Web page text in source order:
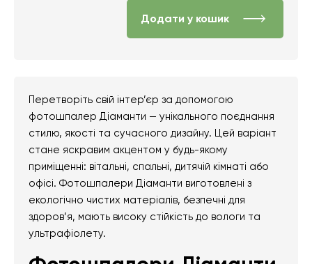
Додати у кошик
Перетворіть свій інтер’єр за допомогою
фотошпалер Діаманти — унікального поєднання
стилю, якості та сучасного дизайну. Цей варіант
стане яскравим акцентом у будь-якому
приміщенні: вітальні, спальні, дитячій кімнаті або
офісі. Фотошпалери Діаманти виготовлені з
екологічно чистих матеріалів, безпечні для
здоров’я, мають високу стійкість до вологи та
ультрафіолету.